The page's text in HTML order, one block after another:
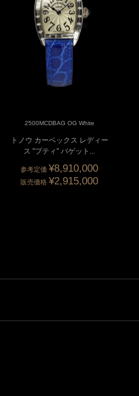
2500MCDBAG OG White
トノウ カーベックス レディー
ス "プティ" バゲット...
参考定価¥8,910,000
販売価格¥2,915,000